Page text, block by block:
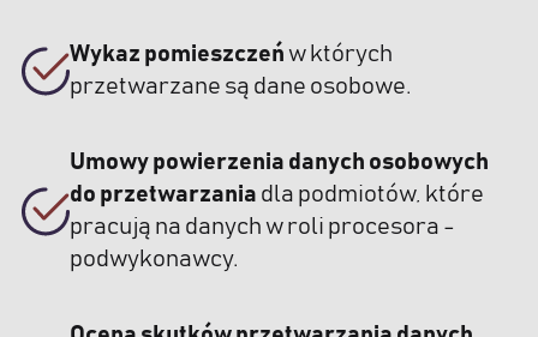
Wykaz pomieszczeń w których
przetwarzane są dane osobowe.
Umowy powierzenia danych osobowych
do przetwarzania dla podmiotów, które
pracują na danych w roli procesora -
podwykonawcy.